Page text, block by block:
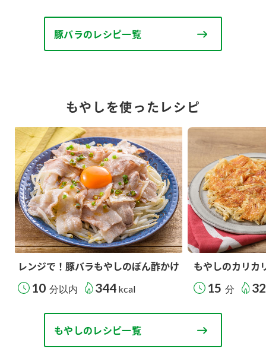
豚バラのレシピ一覧
もやしを使ったレシピ
レンジで！豚バラもやしのぽん酢かけ
10 分以内 344 kcal
もやしのカリカ
15 分
もやしのレシピ一覧